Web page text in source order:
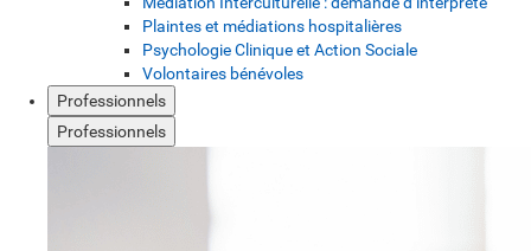
Plaintes et médiations hospitalières
Psychologie Clinique et Action Sociale
Volontaires bénévoles
Professionnels
Professionnels